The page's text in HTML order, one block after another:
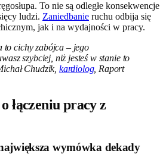
To nie są odległe konsekwencje
ludzi. Zaniedbanie ruchu odbija się
jak i na wydajności w pracy.
to cichy zabójca – jego
szybciej, niż jesteś w stanie to
Chudzik, kardiolog, Raport
łączeniu pracy z
wymówka dekady